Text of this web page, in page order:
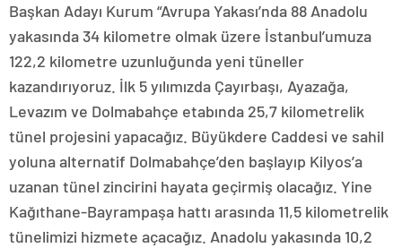
Başkan Adayı Kurum “Avrupa Yakası’nda 88 Anadolu
yakasında 34 kilometre olmak üzere İstanbul’umuza
122,2 kilometre uzunluğunda yeni tüneller
kazandırıyoruz. İlk 5 yılımızda Çayırbaşı, Ayazağa,
Levazım ve Dolmabahçe etabında 25,7 kilometrelik
tünel projesini yapacağız. Büyükdere Caddesi ve sahil
yoluna alternatif Dolmabahçe’den başlayıp Kilyos’a
uzanan tünel zincirini hayata geçirmiş olacağız. Yine
Kağıthane-Bayrampaşa hattı arasında 11,5 kilometrelik
tünelimizi hizmete açacağız. Anadolu yakasında 10,2